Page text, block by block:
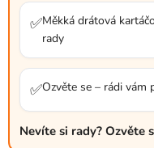
✅Měkká drátová
rady
✅Ozvěte se – rádi vám
Nevíte si rady? Ozvěte